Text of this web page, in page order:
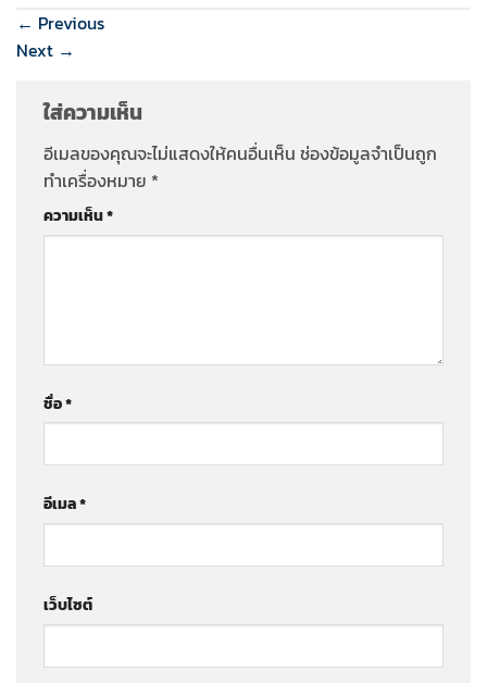
← Previous
Next →
ใส่ความเห็น
อีเมลของคุณจะไม่แสดงให้คนอื่นเห็น ช่องข้อมูลจำเป็นถูก
ทำเครื่องหมาย *
ความเห็น*
ชื่อ*
อีเมล*
เว็บไซต์